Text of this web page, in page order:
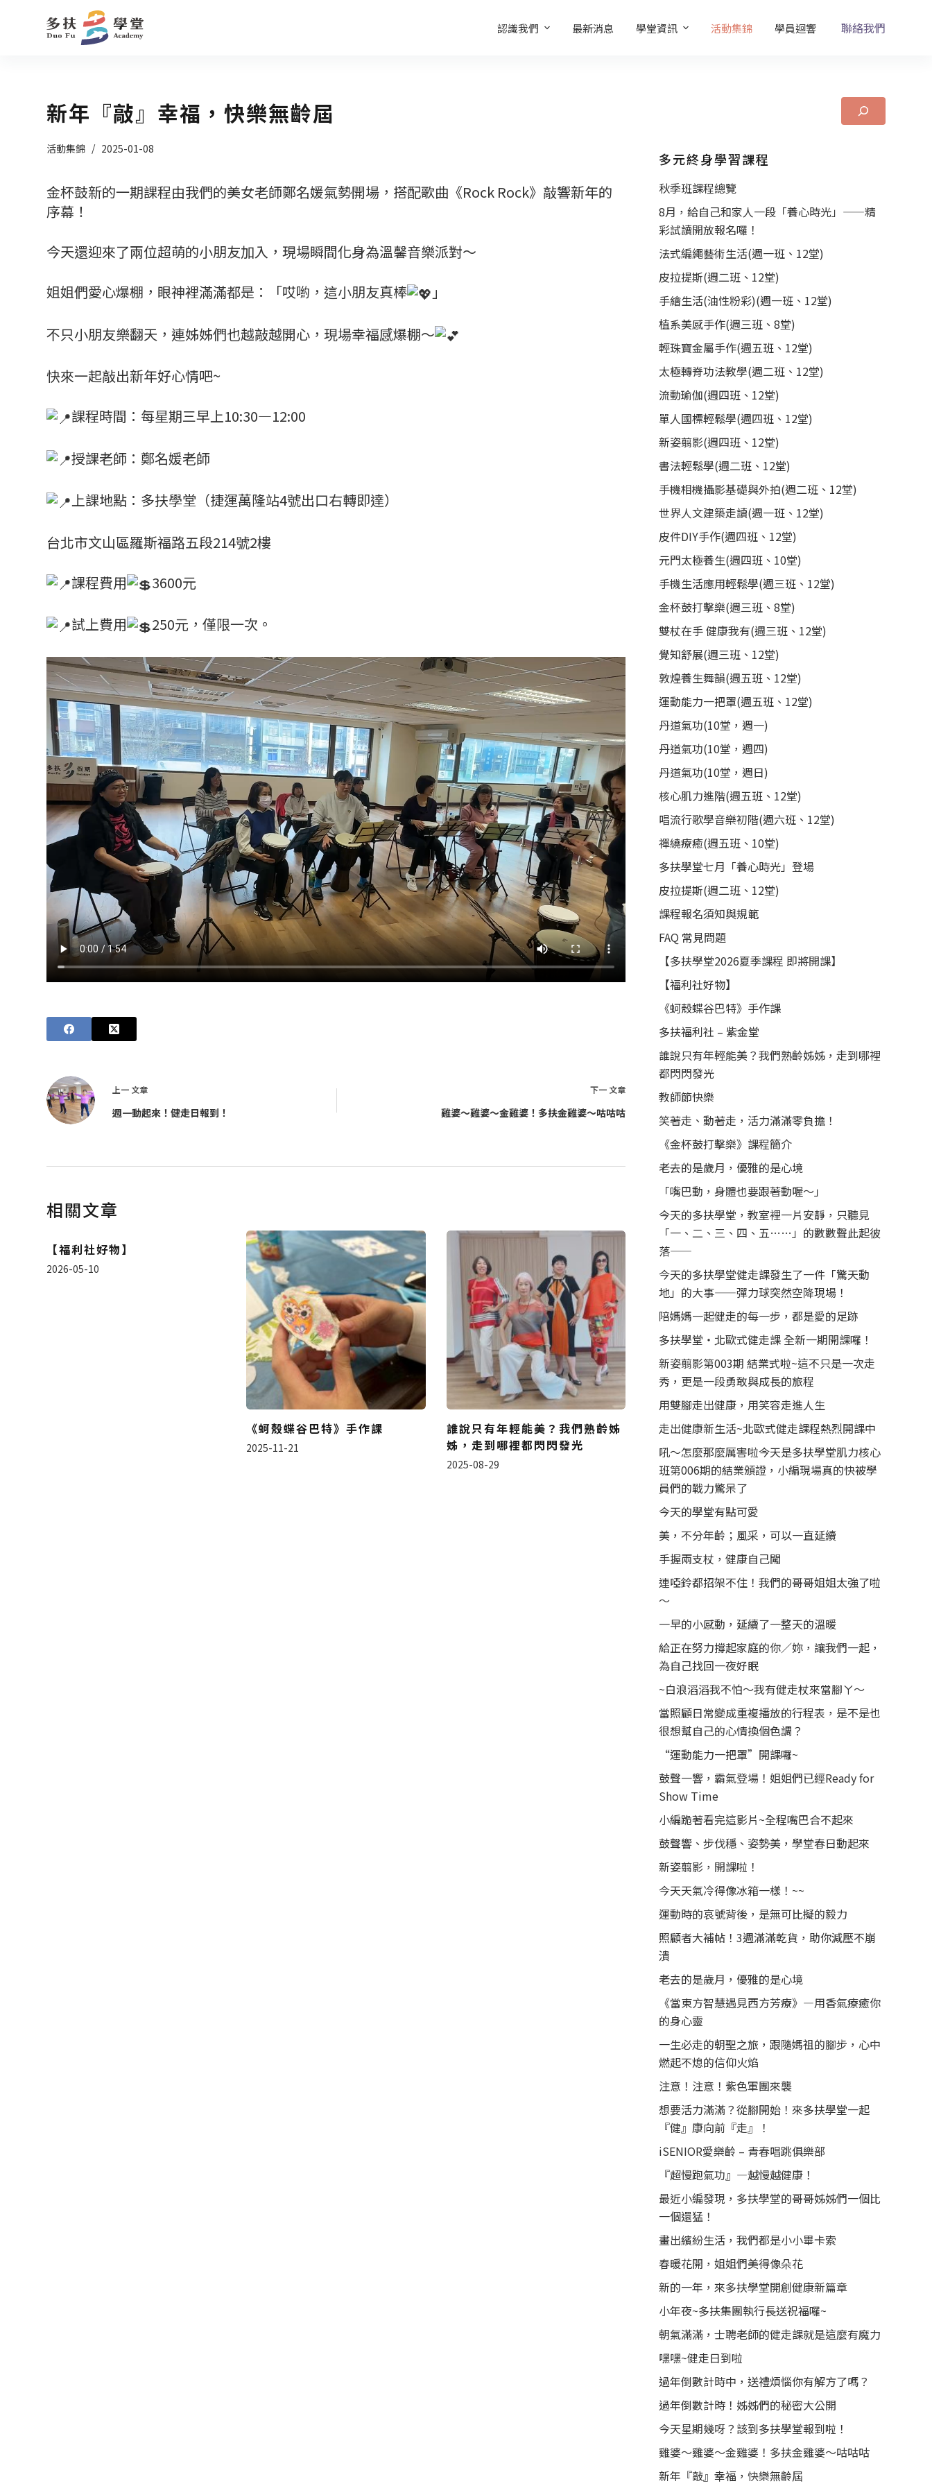
認識我們 最新消息 學堂資訊 活動集錦 學員迴響 聯絡我們
新年『敲』幸福，快樂無齡屆
活動集錦 2025-01-08
金杯鼓新的一期課程由我們的美女老師鄭名媛氣勢開場，搭配歌曲《Rock Rock》敲響新年的
序幕！
今天還迎來了兩位超萌的小朋友加入，現場瞬間化身為溫馨音樂派對～
姐姐們愛心爆棚，眼神裡滿滿都是：「哎喲，這小朋友真棒
」
不只小朋友樂翻天，連姊姊們也越敲越開心，現場幸福感爆棚～
快來一起敲出新年好心情吧~
課程時間：每星期三早上10:30—12:00
授課老師：鄭名媛老師
上課地點：多扶學堂（捷運萬隆站4號出口右轉即達）
台北市文山區羅斯福路五段214號2樓
課程費用
3600元
試上費用 250元，僅限一次。
上一 文章
週一動起來！健走日報到！
下一 文章
雞婆～雞婆～金雞婆！多扶金雞婆～咕咕咕
相關文章
【福利社好物】
2026-05-10
《蚵殼蝶谷巴特》手作課
2025-11-21
誰說只有年輕能美？我們熟齡姊
姊，走到哪裡都閃閃發光
2025-08-29
多元終身學習課程
秋季班課程總覽
8月，給自己和家人一段「養心時光」——精
彩試讀開放報名囉！
法式編繩藝術生活(週一班、12堂)
皮拉提斯(週二班、12堂)
手繪生活(油性粉彩)(週一班、12堂)
植系美感手作(週三班、8堂)
輕珠寶金屬手作(週五班、12堂)
太極轉脊功法教學(週二班、12堂)
流動瑜伽(週四班、12堂)
單人國標輕鬆學(週四班、12堂)
新姿翦影(週四班、12堂)
書法輕鬆學(週二班、12堂)
手機相機攝影基礎與外拍(週二班、12堂)
世界人文建築走讀(週一班、12堂)
皮件DIY手作(週四班、12堂)
元門太極養生(週四班、10堂)
手機生活應用輕鬆學(週三班、12堂)
金杯鼓打擊樂(週三班、8堂)
雙杖在手 健康我有(週三班、12堂)
覺知舒展(週三班、12堂)
敦煌養生舞韻(週五班、12堂)
運動能力一把罩(週五班、12堂)
丹道氣功(10堂，週一)
丹道氣功(10堂，週四)
丹道氣功(10堂，週日)
核心肌力進階(週五班、12堂)
唱流行歌學音樂初階(週六班、12堂)
禪繞療癒(週五班、10堂)
多扶學堂七月「養心時光」登場
皮拉提斯(週二班、12堂)
課程報名須知與規範
FAQ 常見問題
【多扶學堂2026夏季課程 即將開課】
【福利社好物】
《蚵殼蝶谷巴特》手作課
多扶福利社 – 紫金堂
誰說只有年輕能美？我們熟齡姊姊，走到哪裡
都閃閃發光
教師節快樂
笑著走、動著走，活力滿滿零負擔！
《金杯鼓打擊樂》課程簡介
老去的是歲月，優雅的是心境
「嘴巴動，身體也要跟著動喔～」
今天的多扶學堂，教室裡一片安靜，只聽見
「一、二、三、四、五……」的數數聲此起彼
落——
今天的多扶學堂健走課發生了一件「驚天動
地」的大事——彈力球突然空降現場！
陪媽媽一起健走的每一步，都是愛的足跡
多扶學堂・北歐式健走課 全新一期開課囉！
新姿翦影第003期 結業式啦~這不只是一次走
秀，更是一段勇敢與成長的旅程
用雙腳走出健康，用笑容走進人生
走出健康新生活~北歐式健走課程熱烈開課中
吼～怎麼那麼厲害啦今天是多扶學堂肌力核心
班第006期的結業頒證，小編現場真的快被學
員們的戰力驚呆了
今天的學堂有點可愛
美，不分年齡；風采，可以一直延續
手握兩支杖，健康自己闖
連啞鈴都招架不住！我們的哥哥姐姐太強了啦
～
一早的小感動，延續了一整天的溫暖
給正在努力撐起家庭的你／妳，讓我們一起，
為自己找回一夜好眠
~白浪滔滔我不怕～我有健走杖來當腳ㄚ～
當照顧日常變成重複播放的行程表，是不是也
很想幫自己的心情換個色調？
“運動能力一把罩”開課囉~
鼓聲一響，霸氣登場！姐姐們已經Ready for
Show Time
小編跪著看完這影片~全程嘴巴合不起來
鼓聲響、步伐穩、姿勢美，學堂春日動起來
新姿翦影，開課啦！
今天天氣冷得像冰箱一樣！~~
運動時的哀號背後，是無可比擬的毅力
照顧者大補帖！3週滿滿乾貨，助你減壓不崩
潰
老去的是歲月，優雅的是心境
《當東方智慧遇見西方芳療》—用香氣療癒你
的身心靈
一生必走的朝聖之旅，跟隨媽祖的腳步，心中
燃起不熄的信仰火焰
注意！注意！紫色軍團來襲
想要活力滿滿？從腳開始！來多扶學堂一起
『健』康向前『走』！
iSENIOR愛樂齡 – 青春唱跳俱樂部
『超慢跑氣功』—越慢越健康！
最近小編發現，多扶學堂的哥哥姊姊們一個比
一個還猛！
畫出繽紛生活，我們都是小小畢卡索
春暖花開，姐姐們美得像朵花
新的一年，來多扶學堂開創健康新篇章
小年夜~多扶集團執行長送祝福囉~
朝氣滿滿，士聘老師的健走課就是這麼有魔力
嘿嘿~健走日到啦
過年倒數計時中，送禮煩惱你有解方了嗎？
過年倒數計時！姊姊們的秘密大公開
今天星期幾呀？該到多扶學堂報到啦！
雞婆～雞婆～金雞婆！多扶金雞婆～咕咕咕
新年『敲』幸福，快樂無齡屆